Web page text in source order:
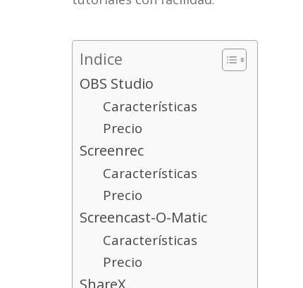
Indice
OBS Studio
Características
Precio
Screenrec
Características
Precio
Screencast-O-Matic
Características
Precio
ShareX